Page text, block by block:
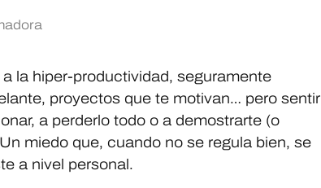
la hiper-productividad, seguramente
proyectos que te motivan… pero sentir
a perderlo todo o a demostrarte (o
miedo que, cuando no se regula bien, se
a nivel personal.